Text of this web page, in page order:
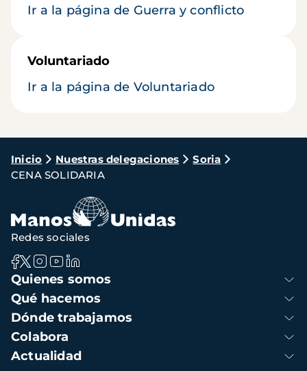
Ir a la página de Guerra y conflicto
Voluntariado
Ir a la página de Voluntariado
Ruta
de
navegación
Inicio Nuestras delegaciones
Soria
CENA SOLIDARIA
Navegación
principal
Quienes somos
Qué hacemos
Dónde trabajamos
Colabora
Actualidad
Redes sociales